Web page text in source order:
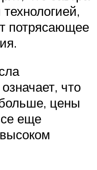
потрясающее
что
цены
еще